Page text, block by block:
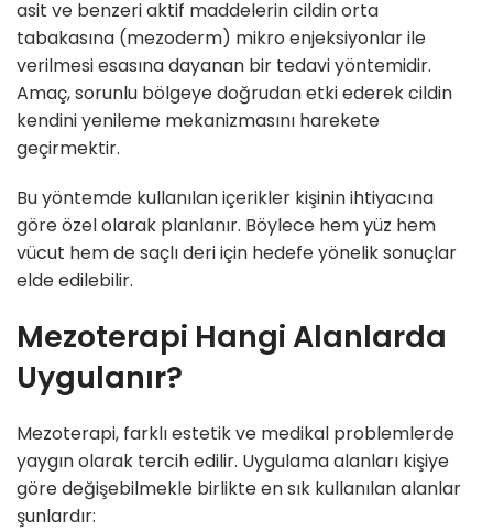
asit ve benzeri aktif maddelerin cildin orta
tabakasına (mezoderm) mikro enjeksiyonlar ile
verilmesi esasına dayanan bir tedavi yöntemidir.
Amaç, sorunlu bölgeye doğrudan etki ederek cildin
kendini yenileme mekanizmasını harekete
geçirmektir.
Bu yöntemde kullanılan içerikler kişinin ihtiyacına
göre özel olarak planlanır. Böylece hem yüz hem
vücut hem de saçlı deri için hedefe yönelik sonuçlar
elde edilebilir.
Mezoterapi Hangi Alanlarda
Uygulanır?
Mezoterapi, farklı estetik ve medikal problemlerde
yaygın olarak tercih edilir. Uygulama alanları kişiye
göre değişebilmekle birlikte en sık kullanılan alanlar
şunlardır: